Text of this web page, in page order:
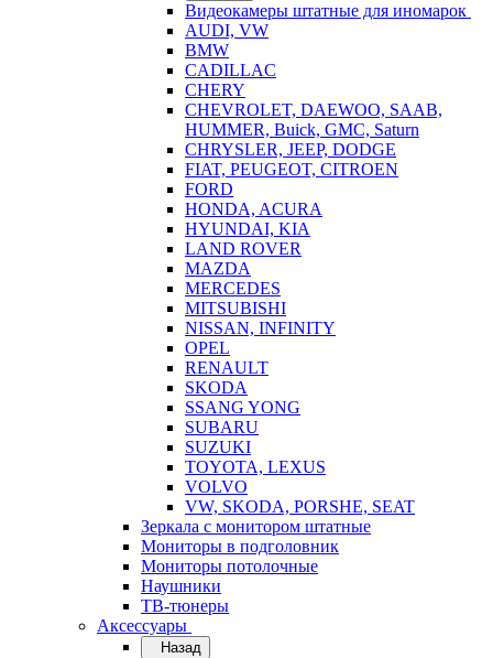
Видеокамеры штатные для иномарок
AUDI, VW
BMW
CADILLAC
CHERY
CHEVROLET, DAEWOO, SAAB,
HUMMER, Buick, GMC, Saturn
CHRYSLER, JEEP, DODGE
FIAT, PEUGEOT, CITROEN
FORD
HONDA, ACURA
HYUNDAI, KIA
LAND ROVER
MAZDA
MERCEDES
MITSUBISHI
NISSAN, INFINITY
OPEL
RENAULT
SKODA
SSANG YONG
SUBARU
SUZUKI
TOYOTA, LEXUS
VOLVO
VW, SKODA, PORSHE, SEAT
Зеркала с монитором штатные
Мониторы в подголовник
Мониторы потолочные
Наушники
ТВ-тюнеры
Аксессуары
Назад